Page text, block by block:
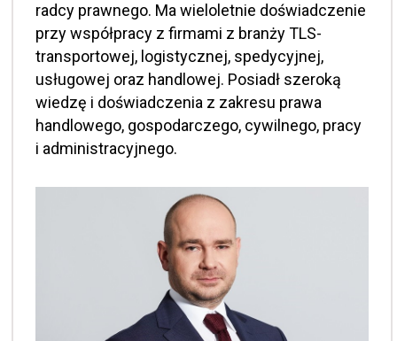
radcy prawnego. Ma wieloletnie doświadczenie
przy współpracy z firmami z branży TLS-
transportowej, logistycznej, spedycyjnej,
usługowej oraz handlowej. Posiadł szeroką
wiedzę i doświadczenia z zakresu prawa
handlowego, gospodarczego, cywilnego, pracy
i administracyjnego.